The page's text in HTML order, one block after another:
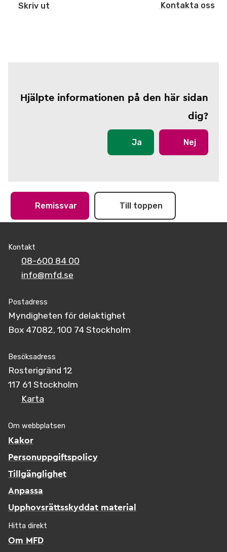
Skriv ut Kontakta oss
Hjälpte informationen på den här sidan
dig?
Ja Nej
Remissvar Till toppen
Kontakt
08-600 84 00
info@mfd.se
Postadress
Myndigheten för delaktighet
Box 47082, 100 74 Stockholm
Besöksadress
Rosterigränd 12
117 61 Stockholm
Karta
Om webbplatsen
Kakor
Personuppgiftspolicy
Tillgänglighet
Anpassa
Upphovsrättsskyddat material
Hitta direkt
Om MFD